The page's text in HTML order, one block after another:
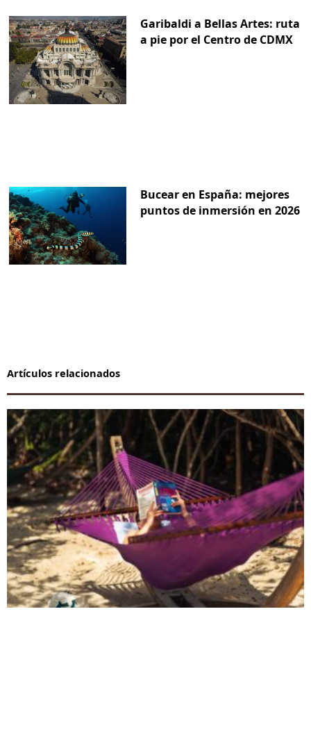
Garibaldi a Bellas Artes: ruta
a pie por el Centro de CDMX
Bucear en España: mejores
puntos de inmersión en 2026
Artículos relacionados